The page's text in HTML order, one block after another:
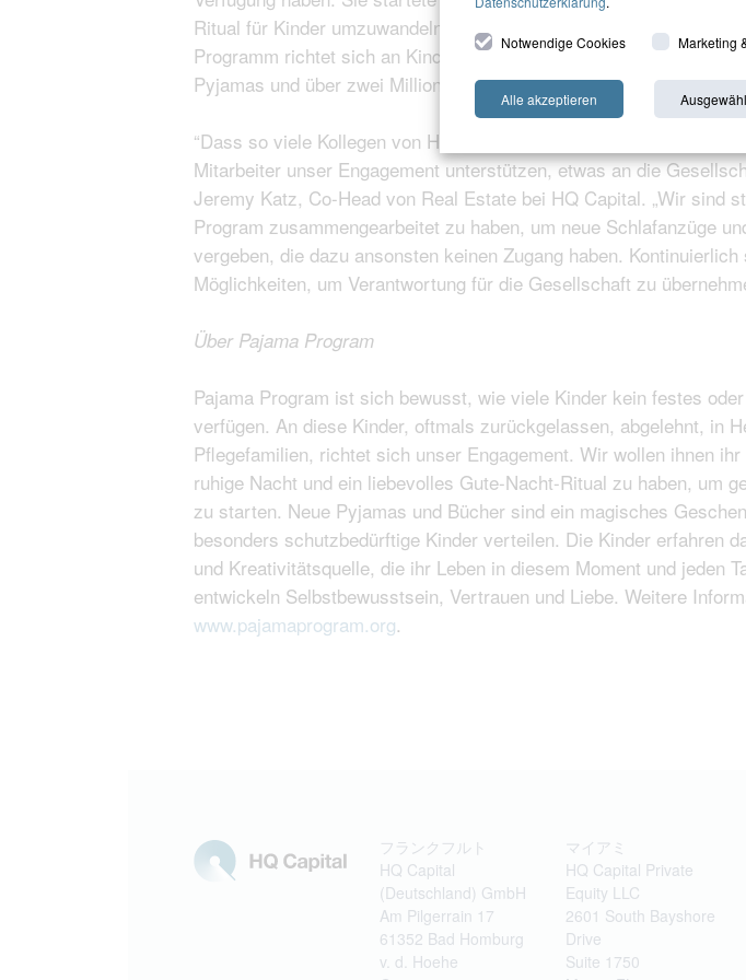
Ritual für Kinder umzuwandeln, die sich in schwierigen
Programm richtet sich an Kinder in jeder Lebenssituation. Es
Pyjamas und über zwei Millionen Bücher verteilt.
“Dass so viele Kollegen von HQ Capital an der Lesenacht
Mitarbeiter unser Engagement unterstützen, etwas an die
Jeremy Katz, Co-Head von Real Estate bei HQ Capital. „Wir sind
Program zusammengearbeitet zu haben, um neue Schlafanzüge
vergeben, die dazu ansonsten keinen Zugang haben.
Möglichkeiten, um Verantwortung für die Gesellschaft zu
Über Pajama Program
Pajama Program ist sich bewusst, wie viele Kinder kein festes
verfügen. An diese Kinder, oftmals zurückgelassen, abgelehnt, in
Pflegefamilien, richtet sich unser Engagement. Wir wollen ihnen
ruhige Nacht und ein liebevolles Gute-Nacht-Ritual zu haben, um
zu starten. Neue Pyjamas und Bücher sind ein magisches
besonders schutzbedürftige Kinder verteilen. Die Kinder erfahren
und Kreativitätsquelle, die ihr Leben in diesem Moment und jeden
entwickeln Selbstbewusstsein, Vertrauen und Liebe. Weitere
www.pajamaprogram.org.
フランクフルト
HQ Capital
(Deutschland) GmbH
Am Pilgerrain 17
61352 Bad Homburg
v. d. Hoehe
マイアミ
HQ Capital Private
Equity LLC
2601 South Bayshore
Drive
Suite 1750
Notwendige Cookies Marketing
Alle akzeptieren